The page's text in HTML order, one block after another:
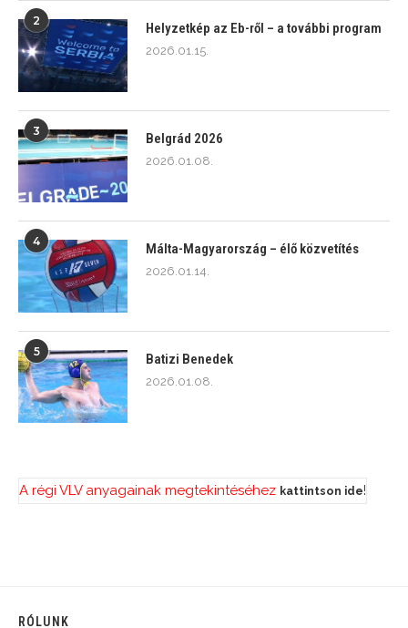
2
Helyzetkép az Eb-ről – a további program
2026.01.15.
3
Belgrád 2026
2026.01.08.
4
Málta-Magyarország – élő közvetítés
2026.01.14.
5
Batizi Benedek
2026.01.08.
A régi VLV anyagainak megtekintéséhez kattintson ide!
RÓLUNK